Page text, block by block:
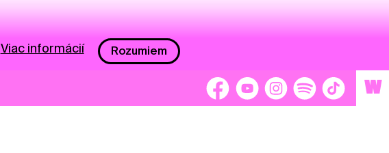
W
Viac informácií Rozumiem